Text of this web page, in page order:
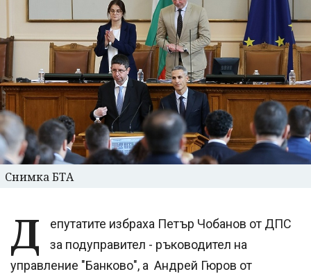
Снимка БТА
Д
епутатите избраха Петър Чобанов от ДПС
за подуправител - ръководител на
управление "Банково", а Андрей Гюров от